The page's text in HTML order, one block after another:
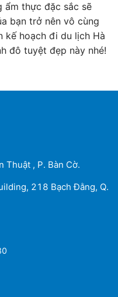
ẩm thực đặc sắc sẽ
bạn trở nên vô cùng
kế hoạch đi du lịch Hà
đô tuyệt đẹp này nhé!
Thuật , P. Bàn Cờ.
218 Bạch Đằng, Q.